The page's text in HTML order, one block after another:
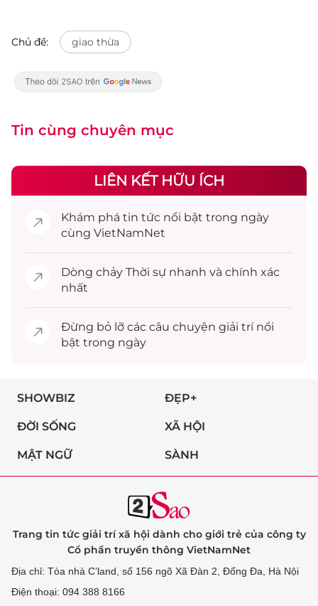
Chủ đề: giao thừa
Tin cùng chuyên mục
LIÊN KẾT HỮU ÍCH
Khám phá tin tức nổi bật trong ngày
cùng VietNamNet
Dòng chảy Thời sự nhanh và chính xác
nhất
Đừng bỏ lỡ các câu chuyện giải trínổi
bật trong ngày
SHOWBIZ ĐẸP+
ĐỜI SỐNG XÃ HỘI
MẬT NGỮ SÀNH
Trang tin tức giải trí xã hội dành cho giới trẻ của công ty
Cổ phần truyền thông VietNamNet
Địa chỉ: Tòa nhà C’land, số 156 ngõ Xã Đàn 2, Đống Đa, Hà Nội
Điện thoại: 094 388 8166